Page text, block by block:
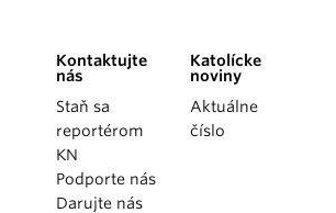
Kontaktujte
nás
Staň sa
reportérom
KN
Podporte nás
Darujte nás
Katolícke
noviny
Aktuálne
číslo